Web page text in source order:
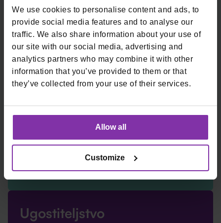
We use cookies to personalise content and ads, to
provide social media features and to analyse our
traffic. We also share information about your use of
our site with our social media, advertising and
analytics partners who may combine it with other
information that you’ve provided to them or that
they’ve collected from your use of their services.
Allow all
Customize
📲 Tko sve može
koristitiSoftPOS?
Mali trgovci
· Frizerski i kozmetički saloni
· Samostalni obrtnici (električari, serviseri, cvjećari)
Ugostiteljstvo